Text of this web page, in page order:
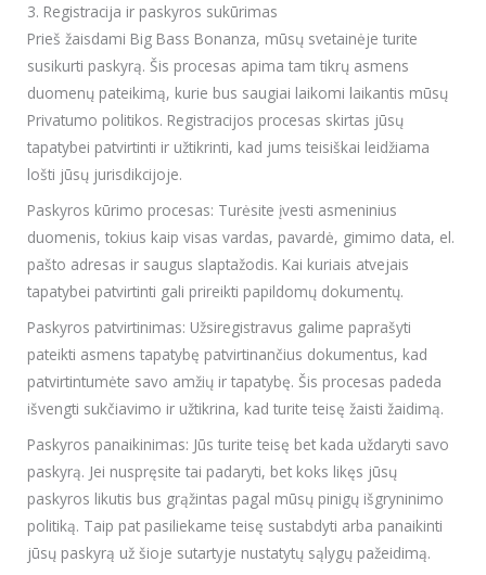
3. Registracija ir paskyros sukūrimas
Prieš žaisdami Big Bass Bonanza, mūsų svetainėje turite
susikurti paskyrą. Šis procesas apima tam tikrų asmens
duomenų pateikimą, kurie bus saugiai laikomi laikantis mūsų
Privatumo politikos. Registracijos procesas skirtas jūsų
tapatybei patvirtinti ir užtikrinti, kad jums teisiškai leidžiama
lošti jūsų jurisdikcijoje.
Paskyros kūrimo procesas: Turėsite įvesti asmeninius
duomenis, tokius kaip visas vardas, pavardė, gimimo data, el.
pašto adresas ir saugus slaptažodis. Kai kuriais atvejais
tapatybei patvirtinti gali prireikti papildomų dokumentų.
Paskyros patvirtinimas: Užsiregistravus galime paprašyti
pateikti asmens tapatybę patvirtinančius dokumentus, kad
patvirtintumėte savo amžių ir tapatybę. Šis procesas padeda
išvengti sukčiavimo ir užtikrina, kad turite teisę žaisti žaidimą.
Paskyros panaikinimas: Jūs turite teisę bet kada uždaryti savo
paskyrą. Jei nuspręsite tai padaryti, bet koks likęs jūsų
paskyros likutis bus grąžintas pagal mūsų pinigų išgryninimo
politiką. Taip pat pasiliekame teisę sustabdyti arba panaikinti
jūsų paskyrą už šioje sutartyje nustatytų sąlygų pažeidimą.